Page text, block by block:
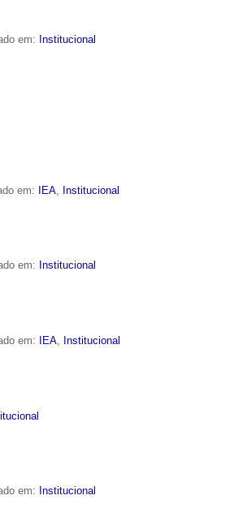
em: Institucional
em: IEA Institucional
em: Institucional
em: IEA Institucional
em: Institucional